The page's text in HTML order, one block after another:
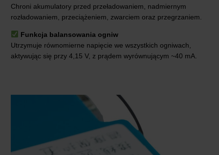
Chroni akumulatory przed przeładowaniem, nadmiernym
rozładowaniem, przeciążeniem, zwarciem oraz przegrzaniem.
Funkcja balansowania ogniw
Utrzymuje równomierne napięcie we wszystkich ogniwach,
aktywując się przy 4,15 V, z prądem wyrównującym ~40 mA.